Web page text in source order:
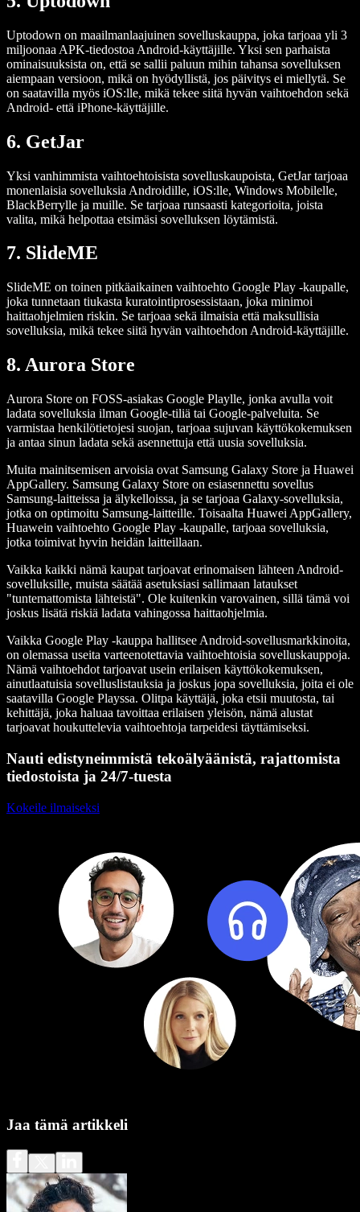
Uptodown on maailmanlaajuinen sovelluskauppa, joka tarjoaa yli 3
miljoonaa APK-tiedostoa Android-käyttäjille. Yksi sen parhaista
ominaisuuksista on, että se sallii paluun mihin tahansa sovelluksen
aiempaan versioon, mikä on hyödyllistä, jos päivitys ei miellytä. Se
on saatavilla myös iOS:lle, mikä tekee siitä hyvän vaihtoehdon sekä
Android- että iPhone-käyttäjille.
6. GetJar
Yksi vanhimmista vaihtoehtoisista sovelluskaupoista, GetJar tarjoaa
monenlaisia sovelluksia Androidille, iOS:lle, Windows Mobilelle,
BlackBerrylle ja muille. Se tarjoaa runsaasti kategorioita, joista
valita, mikä helpottaa etsimäsi sovelluksen löytämistä.
7. SlideME
SlideME on toinen pitkäaikainen vaihtoehto Google Play -kaupalle,
joka tunnetaan tiukasta kuratointiprosessistaan, joka minimoi
haittaohjelmien riskin. Se tarjoaa sekä ilmaisia että maksullisia
sovelluksia, mikä tekee siitä hyvän vaihtoehdon Android-käyttäjille.
8. Aurora Store
Aurora Store on FOSS-asiakas Google Playlle, jonka avulla voit
ladata sovelluksia ilman Google-tiliä tai Google-palveluita. Se
varmistaa henkilötietojesi suojan, tarjoaa sujuvan käyttökokemuksen
ja antaa sinun ladata sekä asennettuja että uusia sovelluksia.
Muita mainitsemisen arvoisia ovat Samsung Galaxy Store ja Huawei
AppGallery. Samsung Galaxy Store on esiasennettu sovellus
Samsung-laitteissa ja älykelloissa, ja se tarjoaa Galaxy-sovelluksia,
jotka on optimoitu Samsung-laitteille. Toisaalta Huawei AppGallery,
Huawein vaihtoehto Google Play -kaupalle, tarjoaa sovelluksia,
jotka toimivat hyvin heidän laitteillaan.
Vaikka kaikki nämä kaupat tarjoavat erinomaisen lähteen Android-
sovelluksille, muista säätää asetuksiasi sallimaan lataukset
"tuntemattomista lähteistä". Ole kuitenkin varovainen, sillä tämä voi
joskus lisätä riskiä ladata vahingossa haittaohjelmia.
Vaikka Google Play -kauppa hallitsee Android-sovellusmarkkinoita,
on olemassa useita varteenotettavia vaihtoehtoisia sovelluskauppoja.
Nämä vaihtoehdot tarjoavat usein erilaisen käyttökokemuksen,
ainutlaatuisia sovelluslistauksia ja joskus jopa sovelluksia, joita ei ole
saatavilla Google Playssa. Olitpa käyttäjä, joka etsii muutosta, tai
kehittäjä, joka haluaa tavoittaa erilaisen yleisön, nämä alustat
tarjoavat houkuttelevia vaihtoehtoja tarpeidesi täyttämiseksi.
Nauti edistyneimmistä tekoälyäänistä, rajattomista
tiedostoista ja 24/7-tuesta
Kokeile ilmaiseksi
Jaa tämä artikkeli